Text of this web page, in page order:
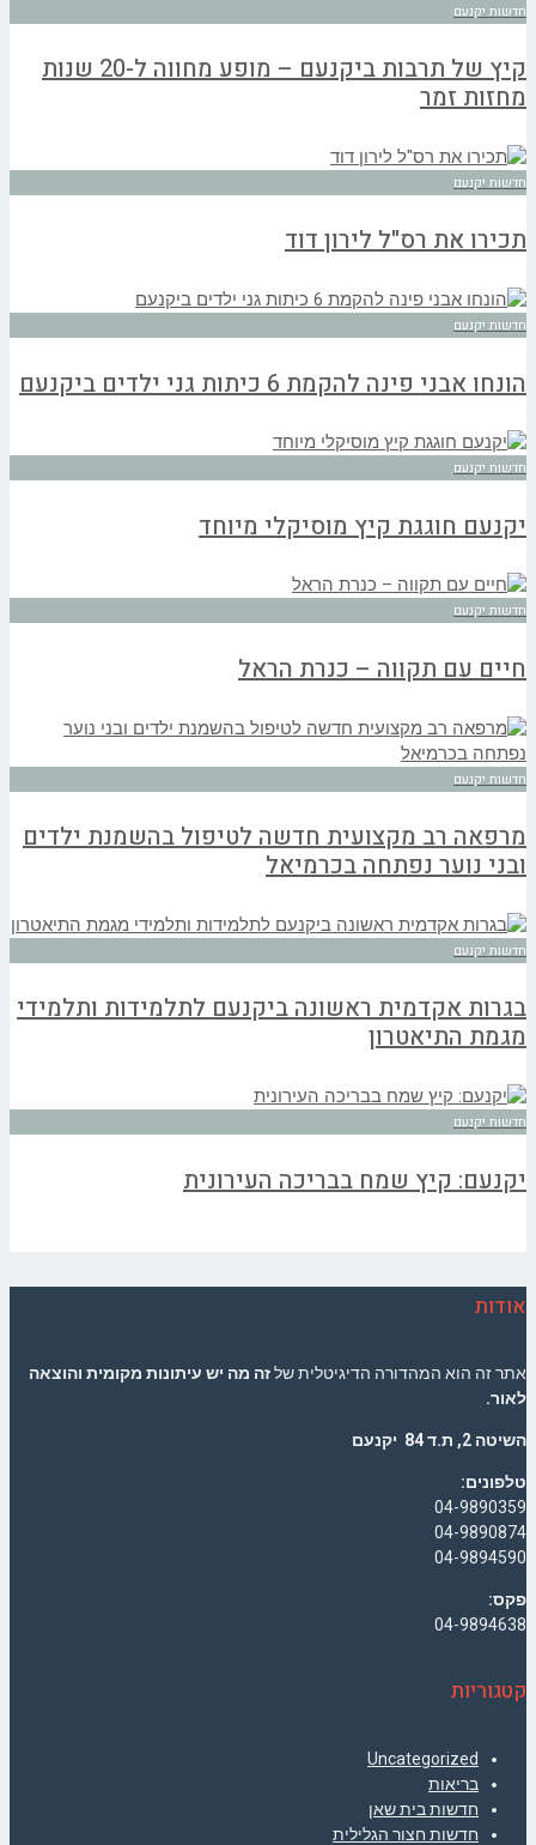
חדשות יקנעם
קיץ של תרבות ביקנעם – מופע מחווה ל-20 שנות
מחזות זמר
חדשות יקנעם
תכירו את רס"ל לירון דוד
חדשות יקנעם
הונחו אבני פינה להקמת 6 כיתות גני ילדים ביקנעם
חדשות יקנעם
יקנעם חוגגת קיץ מוסיקלי מיוחד
חדשות יקנעם
חיים עם תקווה – כנרת הראל
חדשות יקנעם
מרפאה רב מקצועית חדשה לטיפול בהשמנת ילדים
ובני נוער נפתחה בכרמיאל
חדשות יקנעם
בגרות אקדמית ראשונה ביקנעם לתלמידות ותלמידי
מגמת התיאטרון
חדשות יקנעם
יקנעם: קיץ שמח בבריכה העירונית
אודות
אתר זה הוא המהדורה הדיגיטלית שלזה מה יש עיתונות מקומית והוצאה
לאור.
השיטה 2, ת.ד 84 יקנעם
טלפונים:
04-9890359
04-9890874
04-9894590
פקס:
04-9894638
קטגוריות
Uncategorized
בריאות
חדשות בית שאן
חדשות חצור הגלילית